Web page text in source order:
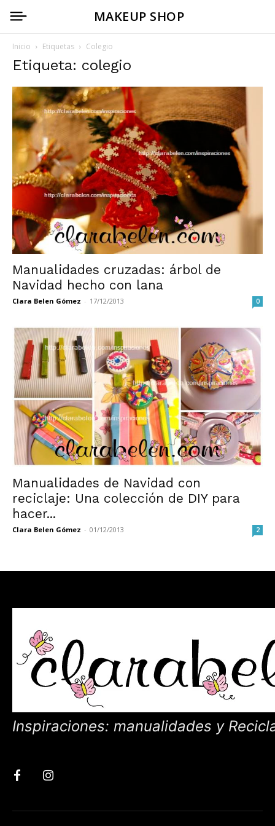
MAKEUP SHOP
Inicio Etiquetas Colegio
Etiqueta: colegio
Manualidades cruzadas: árbol de
Navidad hecho con lana
Clara Belen Gómez - 17/12/2013 0
Manualidades de Navidad con
reciclaje: Una colección de DIY para
hacer...
Clara Belen Gómez - 01/12/2013 2
Inspiraciones: manualidades y